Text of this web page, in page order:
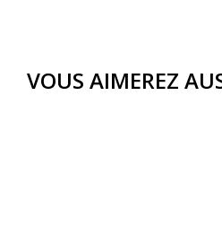
VOUS AIMEREZ